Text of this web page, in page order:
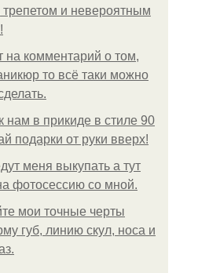
трепетом и невероятным
на комментарий о том,
то всё таки можно
нам в прикиде в стиле 90
подарки от руки вверх!
меня выкупать а тут
фотосессию со мной.
мои точные черты
губ, линию скул, носа и